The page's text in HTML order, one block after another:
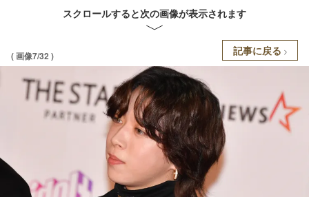
スクロールすると次の画像が表示されます
( 画像7/32 ) 記事に戻る